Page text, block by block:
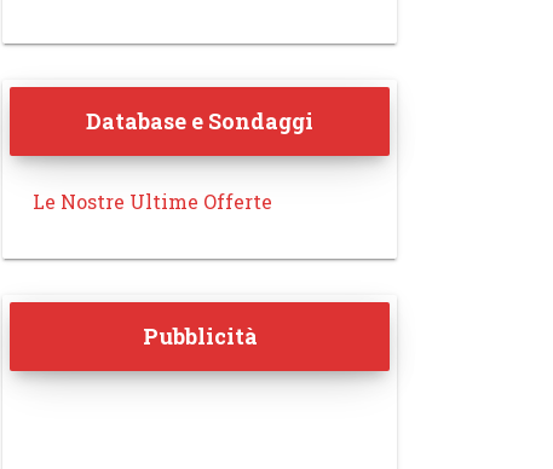
Database e Sondaggi
Le Nostre Ultime Offerte
Pubblicità